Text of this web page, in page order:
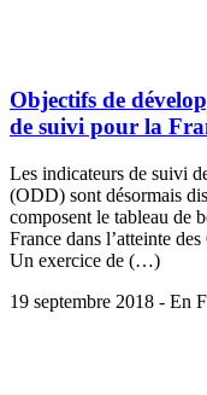
Objectifs de
de suivi pour la
Les indicateurs de suivi
(ODD) sont désormais
composent le tableau de
France dans l’atteinte
Un exercice de (…)
19 septembre 2018 - En